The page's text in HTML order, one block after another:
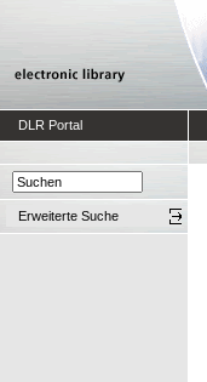
DLR Portal
Erweiterte Suche